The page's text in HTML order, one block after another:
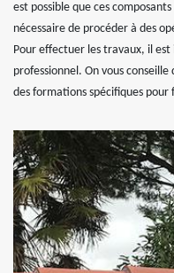
est possible que ces
nécessaire de procéder à des
Pour effectuer les travaux, il
professionnel. On vous
des formations spécifiques